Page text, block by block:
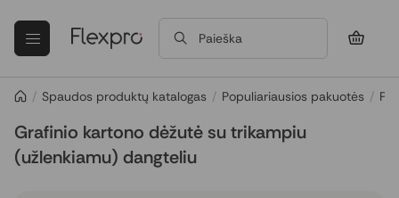
Paieška
/ Spaudos produktų katalogas / Populiariausios pakuotės /
Grafinio kartono dėžutė su trikampiu
(užlenkiamu) dangteliu